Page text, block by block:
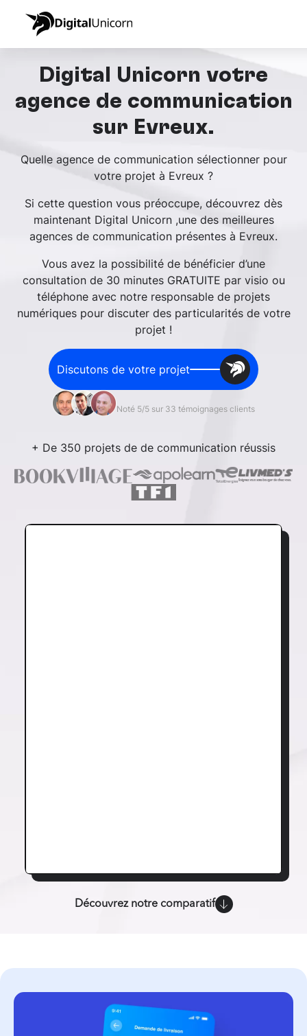
Digital Unicorn votre
agence de communication
sur Evreux.
Quelle agence de communication sélectionner pour
votre projet à Evreux ?
Si cette question vous préoccupe, découvrez dès
maintenant Digital Unicorn ,une des meilleures
agences de communication présentes à Evreux.
Vous avez la possibilité de bénéficier d’une
consultation de 30 minutes GRATUITE par visio ou
téléphone avec notre responsable de projets
numériques pour discuter des particularités de votre
projet !
Discutons de votre projet
Noté 5/5 sur 33 témoignages clients
+ De 350 projets de de communication réussis
Découvrez notre comparatif